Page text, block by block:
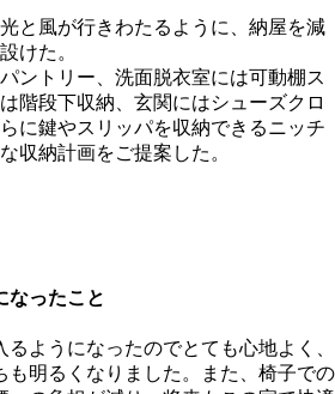
と風が行きわたるように、納屋を減
けた。
ントリー、洗面脱衣室には可動棚ス
階段下収納、玄関にはシューズクロ
に鍵やスリッパを収納できるニッチ
収納計画をご提案した。
なったこと
ようになったのでとても心地よく、
も明るくなりました。また、椅子での